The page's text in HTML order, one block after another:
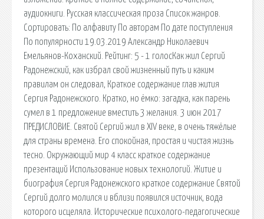
аудиокниги. Русская классическая проза Список жанров.
Сортировать: По алфавиту По авторам По дате поступления
По популярности 19.03.2019 Александр Николаевич
Емельянов-Коханский. Рейтинг: 5 - 1 голосКак жил Сергий
Радонежский, как избрал свой жизненный путь и каким
правилам он следовал, Краткое содержание глав жития
Сергия Радонежского. Кратко, но ёмко: загадка, как парень
сумел в 1 предложение вместить 3 желания. 3 июн 2017
ПРЕДИСЛОВИЕ. Святой Сергий жил в XIV веке, в очень тяжёлые
для страны времена. Его спокойная, простая и чистая жизнь
тесно. Окружающий мир 4 класс краткое содержание
презентаций Использование новых технологий. Житие и
биография Сергия Радонежского краткое содержание Святой
Сергий долго молился и вблизи появился источник, вода
которого исцеляла. Исторические психолого-педагогические